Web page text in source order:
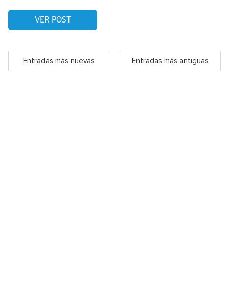
VER POST
Entradas más nuevas Entradas más antiguas